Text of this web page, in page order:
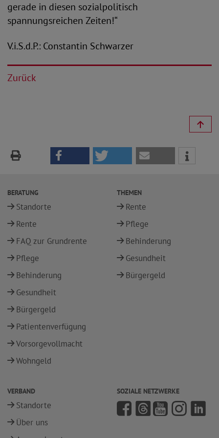
gerade in diesen sozialpolitisch
spannungsreichen Zeiten!“
V.i.S.d.P.: Constantin Schwarzer
Zurück
BERATUNG
Standorte
Rente
FAQ zur Grundrente
Pflege
Behinderung
Gesundheit
Bürgergeld
Patientenverfügung
Vorsorgevollmacht
Wohngeld
THEMEN
Rente
Pflege
Behinderung
Gesundheit
Bürgergeld
VERBAND
Standorte
Über uns
SOZIALE NETZWERKE